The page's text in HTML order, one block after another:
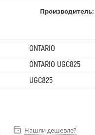
Производитель:
ONTARIO
ONTARIO UGC825
UGC825
Нашли дешевле?